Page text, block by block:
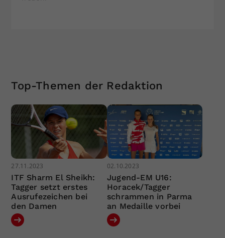
Top-Themen der Redaktion
27.11.2023
ITF Sharm El Sheikh:
Tagger setzt erstes
Ausrufezeichen bei
den Damen
02.10.2023
Jugend-EM U16:
Horacek/Tagger
schrammen in Parma
an Medaille vorbei